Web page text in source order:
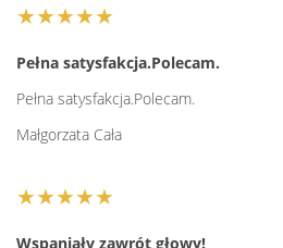
★★★★★
Pełna satysfakcja.Polecam.
Pełna satysfakcja.Polecam.
Małgorzata Cała
★★★★★
Wspaniały zawrót głowy!